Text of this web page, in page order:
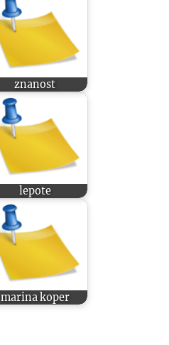
znanost
lepote
marina koper